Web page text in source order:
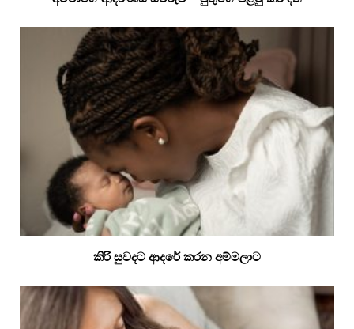
කිරි සුවදට ආදරේ කරන අම්මලාට